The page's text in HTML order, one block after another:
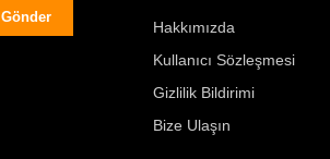
Gönder
Hakkımızda
Kullanıcı Sözleşmesi
Gizlilik Bildirimi
Bize Ulaşın